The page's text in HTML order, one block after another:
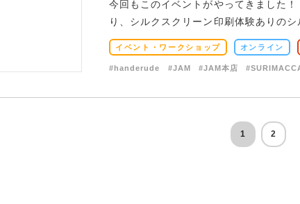
今回もこのイベントがやってきました
り、シルクスクリーン印刷体験ありの
イベント・ワークショップ オンライン
#handerude #JAM #JAM本店
1 2